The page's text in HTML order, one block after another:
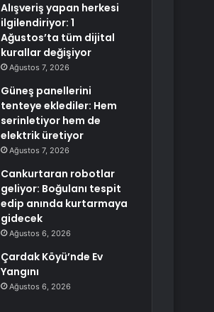
Alışveriş yapan herkesi
ilgilendiriyor: 1
Ağustos’ta tüm dijital
kurallar değişiyor
Ağustos 7, 2026
Güneş panellerini
tenteye eklediler: Hem
serinletiyor hem de
elektrik üretiyor
Ağustos 7, 2026
Cankurtaran robotlar
geliyor: Boğulanı tespit
edip anında kurtarmaya
gidecek
Ağustos 6, 2026
Çardak Köyü’nde Ev
Yangını
Ağustos 6, 2026